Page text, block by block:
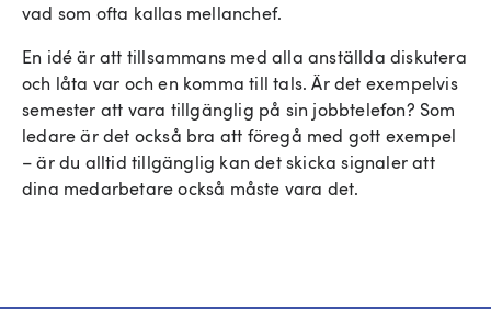
vad som ofta kallas mellanchef.
En idé är att tillsammans med alla anställda diskutera
och låta var och en komma till tals. Är det exempelvis
semester att vara tillgänglig på sin jobbtelefon? Som
ledare är det också bra att föregå med gott exempel
– är du alltid tillgänglig kan det skicka signaler att
dina medarbetare också måste vara det.